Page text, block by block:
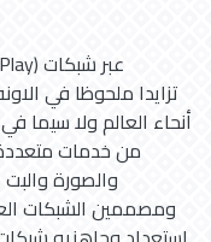
أنحاء العالم ولا سيما
من خدمات
والصورة والبت
ومصممين الشبكات